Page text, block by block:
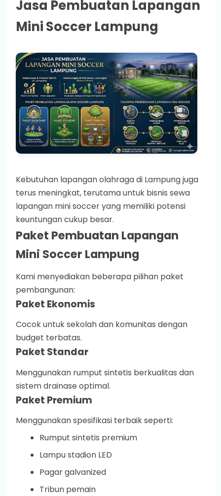
Jasa Pembuatan Lapangan
Mini Soccer Lampung
Kebutuhan lapangan olahraga di Lampung juga
terus meningkat, terutama untuk bisnis sewa
lapangan mini soccer yang memiliki potensi
keuntungan cukup besar.
Paket Pembuatan Lapangan
Mini Soccer Lampung
Kami menyediakan beberapa pilihan paket
pembangunan:
Paket Ekonomis
Cocok untuk sekolah dan komunitas dengan
budget terbatas.
Paket Standar
Menggunakan rumput sintetis berkualitas dan
sistem drainase optimal.
Paket Premium
Menggunakan spesifikasi terbaik seperti:
Rumput sintetis premium
Lampu stadion LED
Pagar galvanized
Tribun pemain